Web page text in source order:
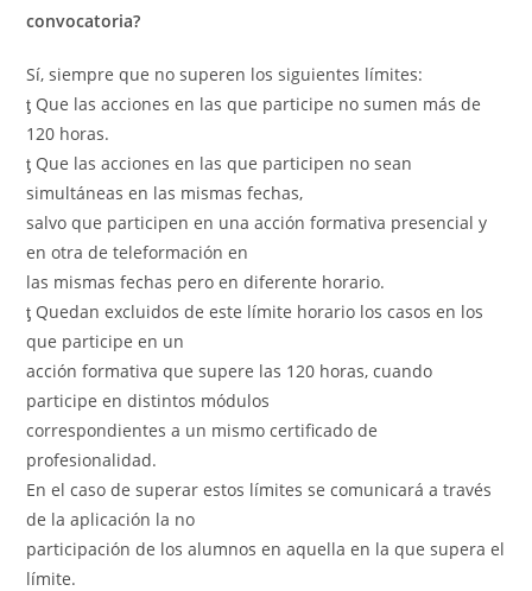
convocatoria?
Sí, siempre que no superen los siguientes límites:
ƫ Que las acciones en las que participe no sumen más de
120 horas.
ƫ Que las acciones en las que participen no sean
simultáneas en las mismas fechas,
salvo que participen en una acción formativa presencial y
en otra de teleformación en
las mismas fechas pero en diferente horario.
ƫ Quedan excluidos de este límite horario los casos en los
que participe en un
acción formativa que supere las 120 horas, cuando
participe en distintos módulos
correspondientes a un mismo certificado de
profesionalidad.
En el caso de superar estos límites se comunicará a través
de la aplicación la no
participación de los alumnos en aquella en la que supera el
límite.